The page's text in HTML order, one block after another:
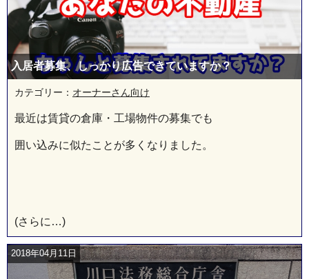
入居者募集、しっかり広告できていますか？
カテゴリー： オーナーさん向け
最近は賃貸の倉庫・工場物件の募集でも
囲い込みに似たことが多くなりました。
(さらに…)
2018年04月11日